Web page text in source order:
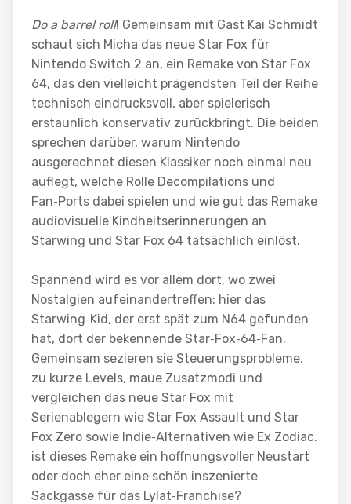
Do a barrel roll! Gemeinsam mit Gast Kai Schmidt
schaut sich Micha das neue Star Fox für
Nintendo Switch 2 an, ein Remake von Star Fox
64, das den vielleicht prägendsten Teil der Reihe
technisch eindrucksvoll, aber spielerisch
erstaunlich konservativ zurückbringt. Die beiden
sprechen darüber, warum Nintendo
ausgerechnet diesen Klassiker noch einmal neu
auflegt, welche Rolle Decompilations und
Fan‑Ports dabei spielen und wie gut das Remake
audiovisuelle Kindheitserinnerungen an
Starwing und Star Fox 64 tatsächlich einlöst.
Spannend wird es vor allem dort, wo zwei
Nostalgien aufeinandertreffen: hier das
Starwing‑Kid, der erst spät zum N64 gefunden
hat, dort der bekennende Star‑Fox‑64‑Fan.
Gemeinsam sezieren sie Steuerungsprobleme,
zu kurze Levels, maue Zusatzmodi und
vergleichen das neue Star Fox mit
Serienablegern wie Star Fox Assault und Star
Fox Zero sowie Indie‑Alternativen wie Ex Zodiac.
ist dieses Remake ein hoffnungsvoller Neustart
oder doch eher eine schön inszenierte
Sackgasse für das Lylat‑Franchise?